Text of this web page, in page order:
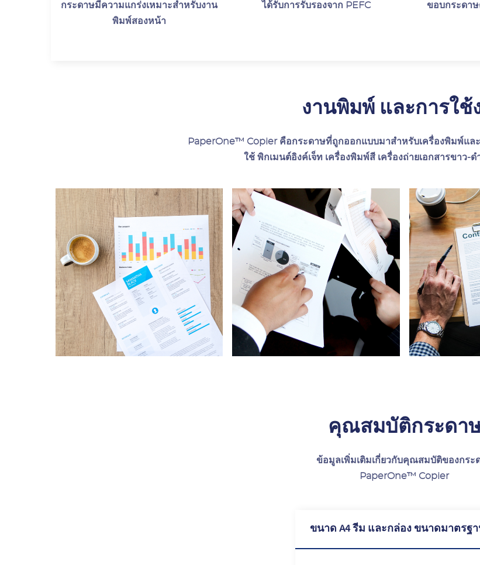
กระดาษมีความแกร่งเหมาะสำหรับงาน
พิมพ์สองหน้า
ได้รับการรับรองจาก PEFC ขอบกระดา
งานพิมพ์ และการใช้
PaperOne™ Copier คือกระดาษที่ถูกออกแบบมาสำหรับเครื่องพิมพ์แล
ใช้ พิกเมนต์อิงค์เจ็ท เครื่องพิมพ์สี เครื่องถ่ายเอกสารขาว-
คุณสมบัติกระดา
ข้อมูลเพิ่มเติมเกี่ยวกับคุณสมบัติของกระ
PaperOne™ Copier
ขนาด A4 รีม และกล่อง ขนาดมาตรฐ